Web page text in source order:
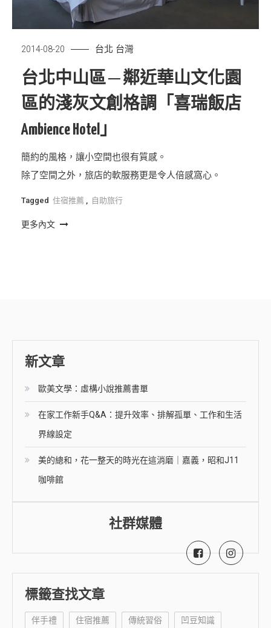
2014-08-20 台北 台灣
台北中山區 ─ 鄰近華山文化園
區的淺灰文創格調「喜瑞飯店
Ambience Hotel」
簡約的風格，讓小空間也很有質感。
除了空間之外，旅店的軟服務更是令人倍感窩心。
Tagged 住宿推薦 自助旅行
更多內文
新文章
歐美文學：虛構小說推薦書單
在家工作新手Q&A：提升效率、排解孤單、工作和生活
界線設定
美的總和，花一整天的時光在這消磨｜嘉義，昭和J11
咖啡館
社群媒體
標籤查找文章
伴手禮 住宿推薦 傳統習俗 凹豆知識